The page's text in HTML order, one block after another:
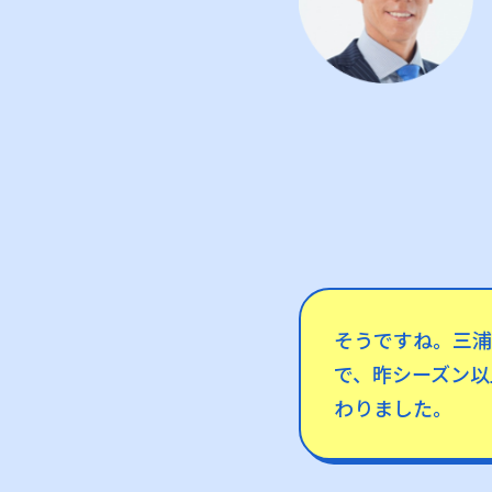
そうですね。三
で、昨シーズン
わりました。